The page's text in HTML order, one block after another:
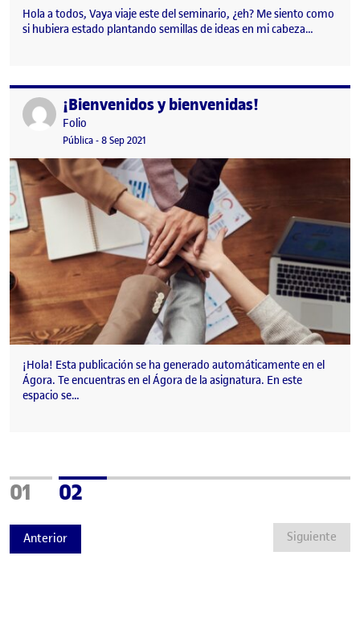
Hola a todos, Vaya viaje este del seminario, ¿eh? Me siento como
si hubiera estado plantando semillas de ideas en mi cabeza…
Publicado por¡Bienvenidos y bienvenidas!
Publicado por
Folio
Visibilidad:
Pública-Fecha de publicación
8 Sep 2021
¡Hola! Esta publicación se ha generado automáticamente en el
Ágora. Te encuentras en el Ágora de la asignatura. En este
espacio se…
Anterior
Página
01 Página
02
Siguiente